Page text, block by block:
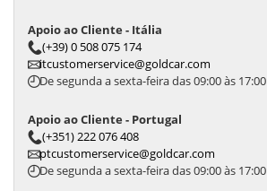
Apoio ao Cliente - Itália
(+39) 0 508 075 174
itcustomerservice@goldcar.com
De segunda a sexta-feira das 09:00 às 17:00
Apoio ao Cliente - Portugal
(+351) 222 076 408
ptcustomerservice@goldcar.com
De segunda a sexta-feira das 09:00 às 17:00